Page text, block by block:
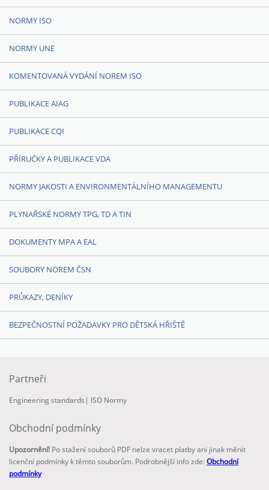
NORMY ISO
NORMY UNE
KOMENTOVANÁ VYDÁNÍ NOREM ISO
PUBLIKACE AIAG
PUBLIKACE CQI
PŘÍRUČKY A PUBLIKACE VDA
NORMY JAKOSTI A ENVIRONMENTÁLNÍHO MANAGEMENTU
PLYNAŘSKÉ NORMY TPG, TD A TIN
DOKUMENTY MPA A EAL
SOUBORY NOREM ČSN
PRŮKAZY, DENÍKY
BEZPEČNOSTNÍ POŽADAVKY PRO DĚTSKÁ HŘIŠTĚ
Partneři
Engineering standards | ISO Normy
Obchodní podmínky
Upozornění! Po stažení souborů PDF nelze vracet platby ani jinak měnit
licenční podmínky k těmto souborům. Podrobnější info zde:Obchodní
podmínky